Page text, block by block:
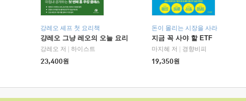
강레오 셰프 첫 요리책
걍레오 그냥 레오의 오늘 요리
강레오 저
하이스트
23,400원
돈이 몰리는 시장을 사라
지금 꼭 사야 할 ETF
마지혜 저
경향비피
19,350원